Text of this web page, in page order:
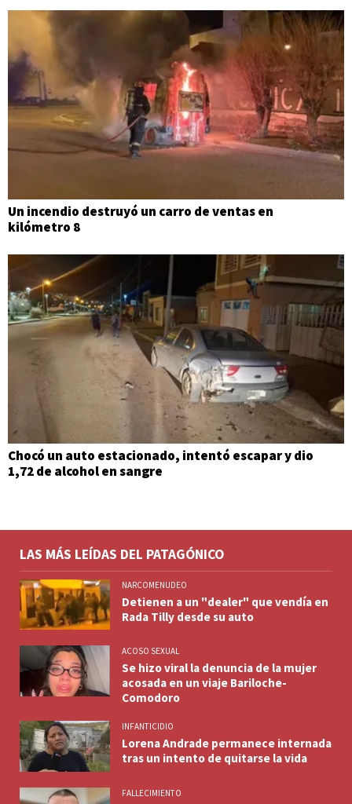
Un incendio destruyó un carro de ventas en
kilómetro 8
Chocó un auto estacionado, intentó escapar y dio
1,72 de alcohol en sangre
LAS MÁS LEÍDAS DEL PATAGÓNICO
NARCOMENUDEO
Detienen a un "dealer" que vendía en
Rada Tilly desde su auto
ACOSO SEXUAL
Se hizo viral la denuncia de la mujer
acosada en un viaje Bariloche-
Comodoro
INFANTICIDIO
Lorena Andrade permanece internada
tras un intento de quitarse la vida
FALLECIMIENTO